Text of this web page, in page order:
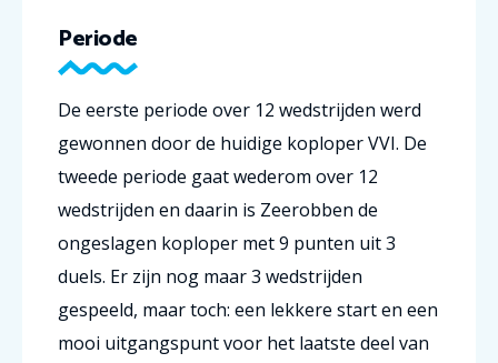
Periode
De eerste periode over 12 wedstrijden werd
gewonnen door de huidige koploper VVI. De
tweede periode gaat wederom over 12
wedstrijden en daarin is Zeerobben de
ongeslagen koploper met 9 punten uit 3
duels. Er zijn nog maar 3 wedstrijden
gespeeld, maar toch: een lekkere start en een
mooi uitgangspunt voor het laatste deel van